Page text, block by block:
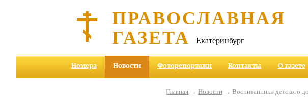
ПРАВОСЛАВНАЯ
ГАЗЕТА Екатеринбург
Номера Новости Фоторепортажи Контакты О газете
Главная →Новости → Воспитанники детского